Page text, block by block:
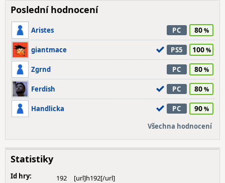
Poslední hodnocení
Aristes PC 80
giantmace PS5 100
Zgrnd PC 80
Ferdish PC 80
Handlicka PC 90
Všechna hodnocení
Statistiky
Id hry:
192